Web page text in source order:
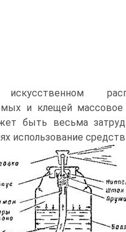
и клещей массовое
быть весьма
использование